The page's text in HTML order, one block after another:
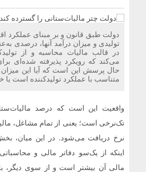
دولت طبق قانون و بر مبنای عملکرد
تولیدی و میزان درآمد آنها، درصدی
در قالب مالیات محاسبه و از
می‌کند که رویکرد پذیرفته شده‌ای
حال پرسش این است که آیا این میزان
متناسب با عملکرد تولیدکننده است یا
واقعیت این است که درصد
تک‌نرخی است؛ یعنی از تمام مشاغل،
نرخ دریافت می‌شود. در این میان،
اینکه از یک‌سو دفاتر مالی و
مالی آن بیشتر است و از سوی دیگر،